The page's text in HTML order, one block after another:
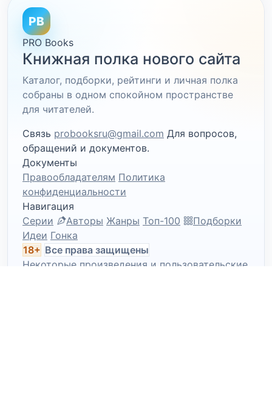
PB
PRO Books
Книжная полка нового сайта
Каталог, подборки, рейтинги и личная полка
собраны в одном спокойном пространстве
для читателей.
Связь probooksru@gmail.com Для вопросов,
обращений и документов.
Документы
Правообладателям Политика
конфиденциальности
Навигация
Серии
Авторы Жанры Топ-100
Подборки
Идеи Гонка
18+ Все права защищены
Некоторые произведения и пользовательские